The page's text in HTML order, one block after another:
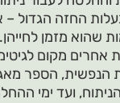
החזה הגדול –
שהוא מזמן
אחרים מקום
הנפשית, הספר
ועד ימי